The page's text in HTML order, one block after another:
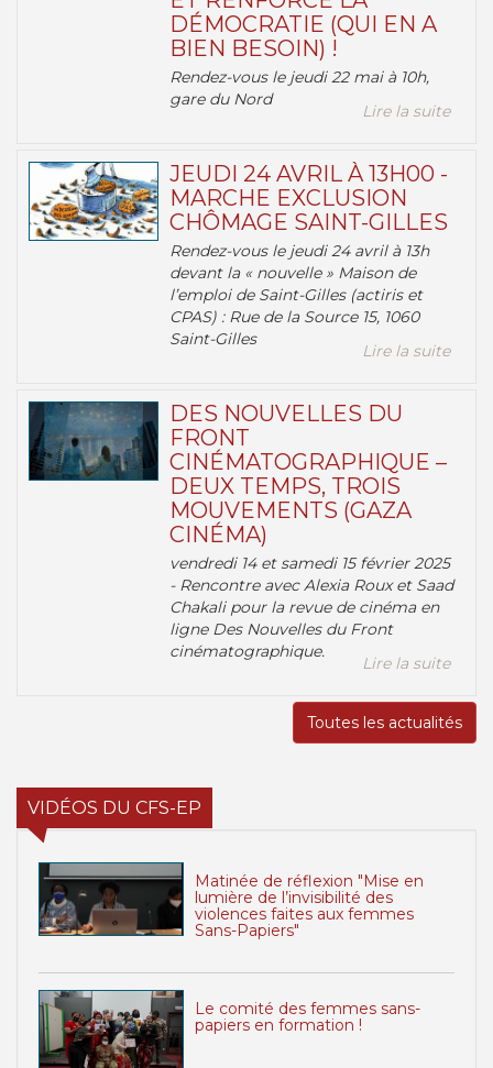
DÉMOCRATIE (QUI EN A
BIEN BESOIN) !
Rendez-vous le jeudi 22 mai à 10h,
gare du Nord
Lire la suite
JEUDI 24 AVRIL À 13H00 -
MARCHE EXCLUSION
CHÔMAGE SAINT-GILLES
Rendez-vous le jeudi 24 avril à 13h
devant la « nouvelle » Maison de
l’emploi de Saint-Gilles (actiris et
CPAS) : Rue de la Source 15, 1060
Saint-Gilles
Lire la suite
DES NOUVELLES DU
FRONT
CINÉMATOGRAPHIQUE –
DEUX TEMPS, TROIS
MOUVEMENTS (GAZA
CINÉMA)
vendredi 14 et samedi 15 février 2025
- Rencontre avec Alexia Roux et Saad
Chakali pour la revue de cinéma en
ligne Des Nouvelles du Front
cinématographique.
Lire la suite
Toutes les actualités
VIDÉOS DU CFS-EP
Matinée de réflexion "Mise en
lumière de l’invisibilité des
violences faites aux femmes
Sans-Papiers"
Le comité des femmes sans-
papiers en formation !